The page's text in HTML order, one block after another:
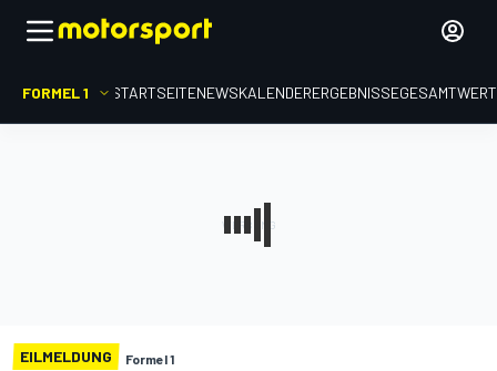
FORMEL 1 STARTSEITENEWSKALENDERERGEBNISSE
EILMELDUNG Formel 1